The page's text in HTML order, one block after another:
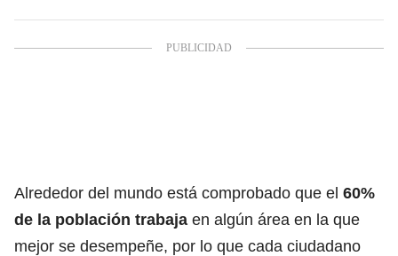
Alrededor del mundo está comprobado que el 60%
de la población trabaja en algún área en la que
mejor se desempeñe, por lo que cada ciudadano